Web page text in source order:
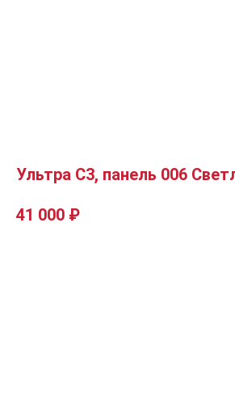
Ультра C3, панель 006
41 000 ₽